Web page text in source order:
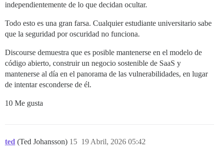
independientemente de lo que decidan ocultar.
Todo esto es una gran farsa. Cualquier estudiante universitario sabe
que la seguridad por oscuridad no funciona.
Discourse demuestra que es posible mantenerse en el modelo de
código abierto, construir un negocio sostenible de SaaS y
mantenerse al día en el panorama de las vulnerabilidades, en lugar
de intentar esconderse de él.
10 Me gusta
ted (Ted Johansson) 19 Abril, 2026 05:42
15